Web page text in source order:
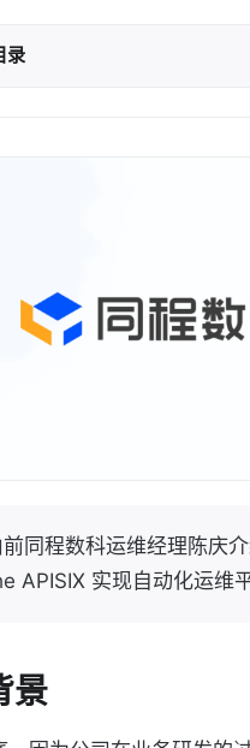
录
同程数科运维经理陈庆
APISIX 实现自动化运维平
景